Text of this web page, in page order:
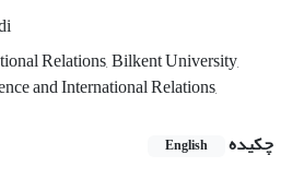
Relations, Bilkent University,
and International Relations,
چکیده
English